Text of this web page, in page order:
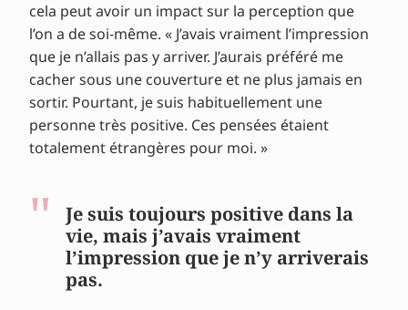
cela peut avoir un impact sur la perception que
l’on a de soi-même. « J’avais vraiment l’impression
que je n’allais pas y arriver. J’aurais préféré me
cacher sous une couverture et ne plus jamais en
sortir. Pourtant, je suis habituellement une
personne très positive. Ces pensées étaient
totalement étrangères pour moi. »
Je suis toujours positive dans la
vie, mais j’avais vraiment
l’impression que je n’y arriverais
pas.